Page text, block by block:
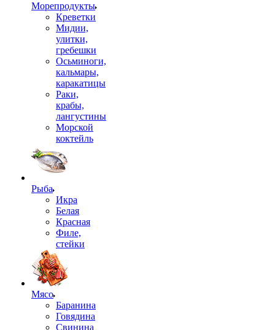
Морепродукты
Креветки
Мидии,
улитки,
гребешки
Осьминоги,
кальмары,
каракатицы
Раки,
крабы,
лангустины
Морской
коктейль
Рыба
Икра
Белая
Красная
Филе,
стейки
Мясо
Баранина
Говядина
Свинина